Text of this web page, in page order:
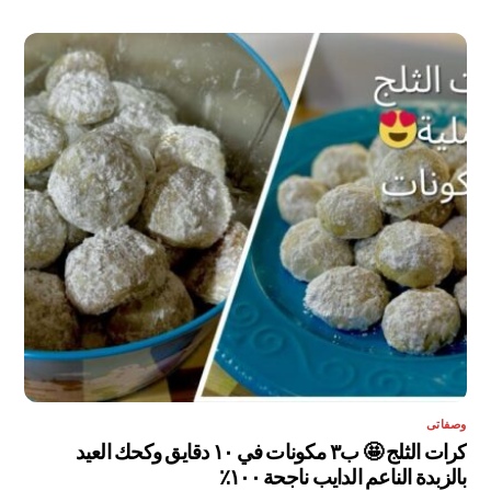
وصفاتى
كرات الثلج 🤩 ب٣ مكونات في ١٠ دقايق وكحك العيد
بالزبدة الناعم الدايب ناجحة ١٠٠٪